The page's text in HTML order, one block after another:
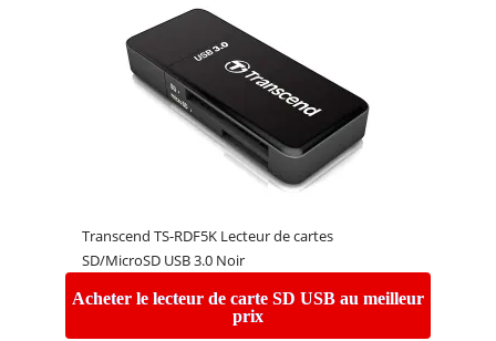
Transcend TS-RDF5K Lecteur de cartes
SD/MicroSD USB 3.0 Noir
Acheter le lecteur de carte SD USB au meilleur
prix